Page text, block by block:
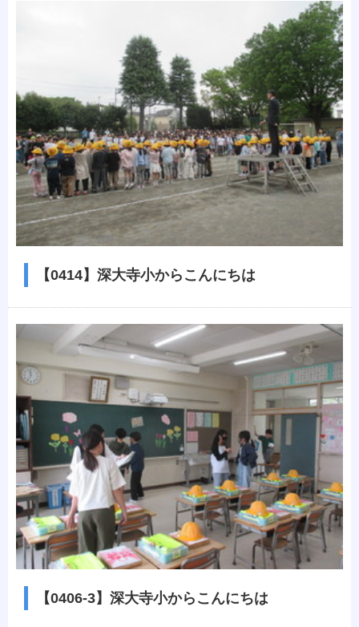
【0414】深大寺小からこんにちは
【0406-3】深大寺小からこんにちは